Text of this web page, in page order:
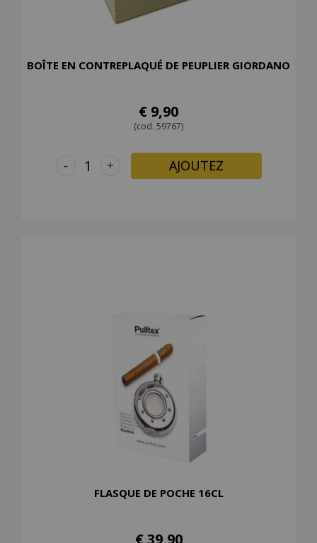
BOÎTE EN CONTREPLAQUÉ DE PEUPLIER GIORDANO
€ 9,90
(cod. 59767)
+
- AJOUTEZ
FLASQUE DE POCHE 16CL
€ 39,90